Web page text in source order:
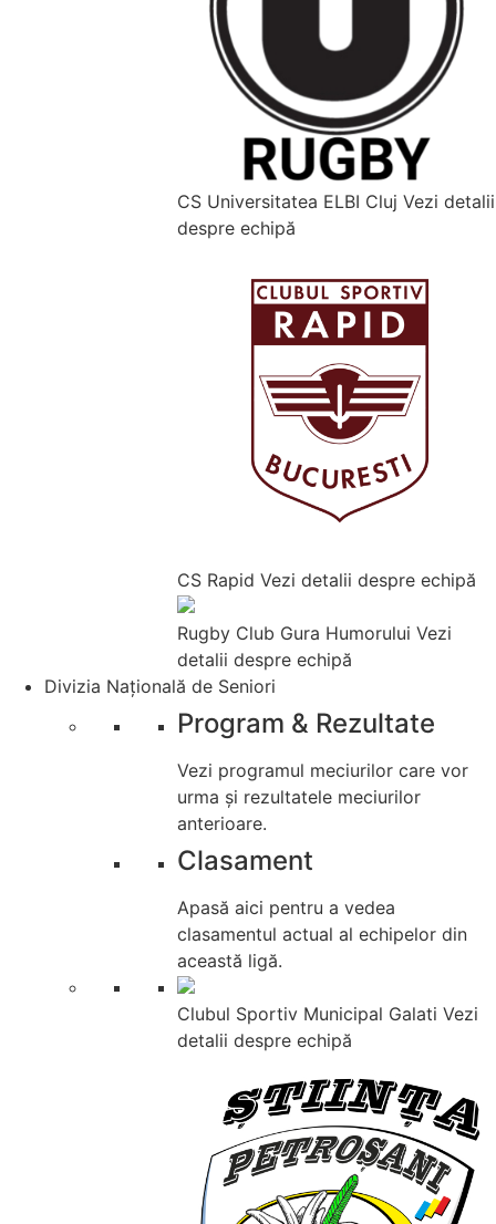
CS Universitatea ELBI Cluj Vezi detalii
despre echipă
CS Rapid Vezi detalii despre echipă
Rugby Club Gura Humorului Vezi
detalii despre echipă
Divizia Națională de Seniori
Program & Rezultate
Vezi programul meciurilor care vor
urma și rezultatele meciurilor
anterioare.
Clasament
Apasă aici pentru a vedea
clasamentul actual al echipelor din
această ligă.
Clubul Sportiv Municipal Galati Vezi
detalii despre echipă